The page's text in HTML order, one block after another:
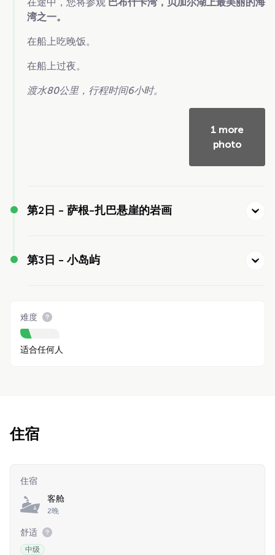
湾之一。
在船上吃晚饭。
在船上过夜。
渡水80公里，行程时间6小时。
1 more
photo
第2日 - 萨根-扎巴悬崖的岩画
第3日 - 小岛屿
难度
适合任何人
住宿
住宿
客舱
2晚
舒适
中级